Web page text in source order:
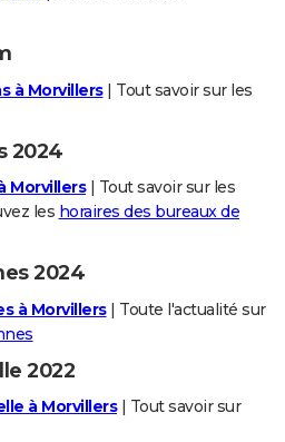
à Morvillers| Tout savoir sur les
2024
Morvillers| Tout savoir sur les
les horaires des bureaux de
2024
à Morvillers| Toute l'actualité sur
2022
à Morvillers| Tout savoir sur